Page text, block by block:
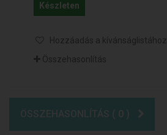
Készleten
Hozzáadás a kívánságlistához
Összehasonlítás
ÖSSZEHASONLÍTÁS ( 0 )